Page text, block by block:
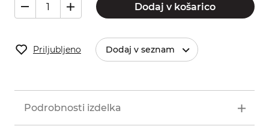
Dodaj v košarico
Priljubljeno Dodaj v seznam
Podrobnosti izdelka